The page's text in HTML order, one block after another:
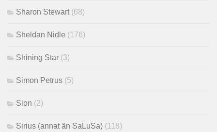
Sharon Stewart (68)
Sheldan Nidle (176)
Shining Star (3)
Simon Petrus (5)
Sion (2)
Sirius (annat än SaLuSa) (118)